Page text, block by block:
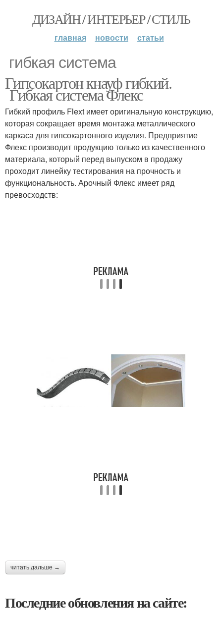
ДИЗАЙН / ИНТЕРЬЕР / СТИЛЬ
главная новости статьи
гибкая система
Гипсокартон кнауф гибкий.
Гибкая система Флекс
Гибкий профиль Flext имеет оригинальную конструкцию,
которая сокращает время монтажа металлического
каркаса для гипсокартонного изделия. Предприятие
Флекс производит продукцию только из качественного
материала, который перед выпуском в продажу
проходит линейку тестирования на прочность и
функциональность. Арочный Флекс имеет ряд
превосходств:
читать дальше →
Последние обновления на сайте: